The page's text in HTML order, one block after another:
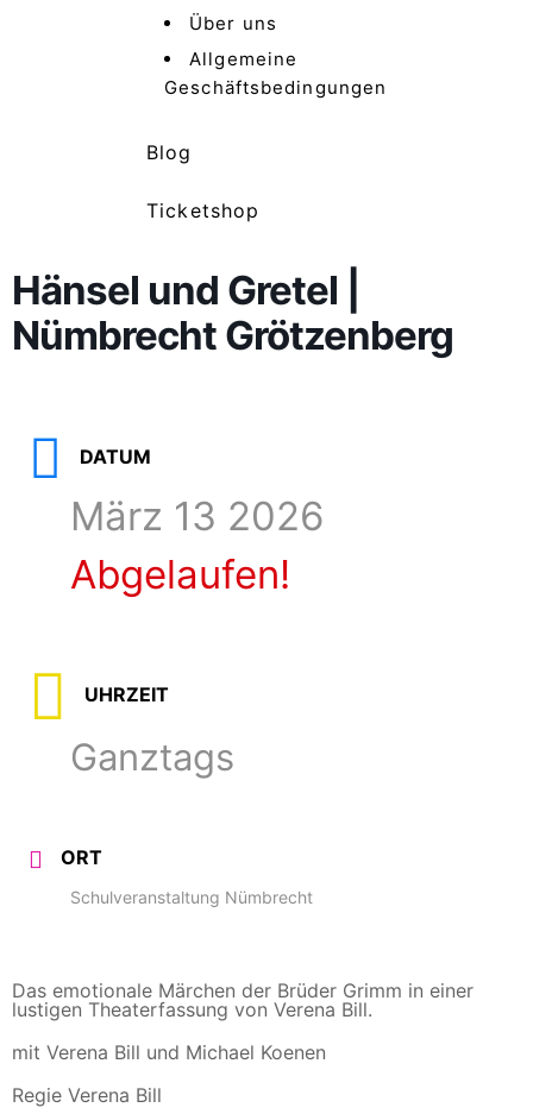
Über uns
Allgemeine
Geschäftsbedingungen
Blog
Ticketshop
Hänsel und Gretel |
Nümbrecht Grötzenberg
DATUM
März 13 2026
Abgelaufen!
UHRZEIT
Ganztags
ORT
Schulveranstaltung Nümbrecht
Das emotionale Märchen der Brüder Grimm in einer
lustigen Theaterfassung von Verena Bill.
mit Verena Bill und Michael Koenen
Regie Verena Bill